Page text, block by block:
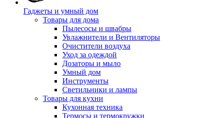
Гаджеты и умный дом
Товары для дома
Пылесосы и швабры
Увлажнители и Вентиляторы
Очистители воздуха
Уход за одеждой
Дозаторы и мыло
Умный дом
Инструменты
Светильники и лампы
Товары для кухни
Кухонная техника
Термосы и термокружки